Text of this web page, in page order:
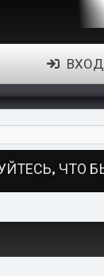
ВХОД
ЧТО БЫ